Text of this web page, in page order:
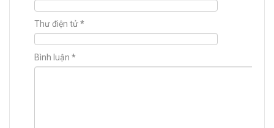
Thư điện tử*
Bình luận *